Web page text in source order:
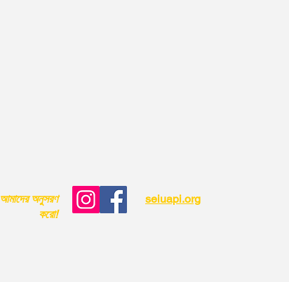
আমাদের অনুসরণ
করো!
seiuapi.org